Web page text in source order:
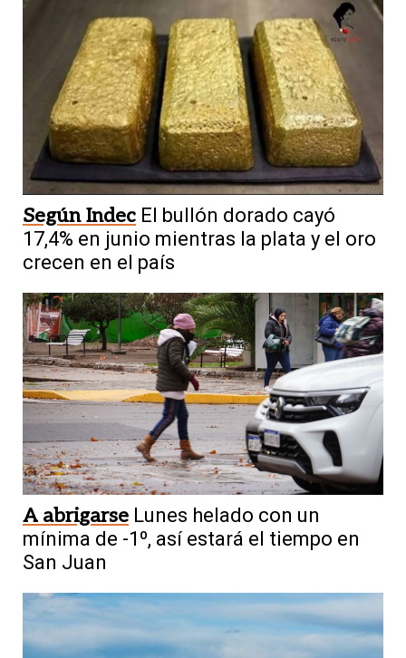
Según Indec El bullón dorado cayó
17,4% en junio mientras la plata y el oro
crecen en el país
A abrigarse Lunes helado con un
mínima de -1º, así estará el tiempo en
San Juan